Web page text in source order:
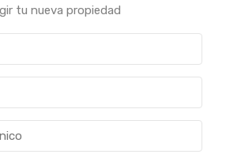
tu nueva propiedad